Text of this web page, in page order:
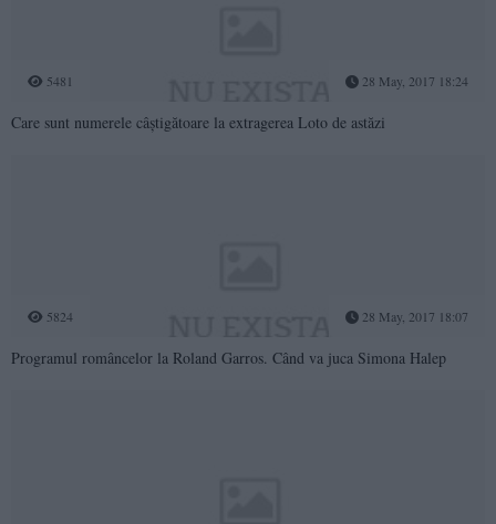
5481 28 May, 2017 18:24
Care sunt numerele câștigătoare la extragerea Loto de astăzi
5824 28 May, 2017 18:07
Programul româncelor la Roland Garros. Când va juca Simona Halep